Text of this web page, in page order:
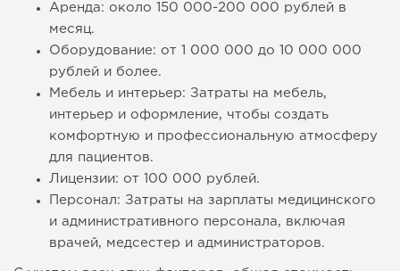
Аренда: около 150 000-200 000 рублей в
месяц.
Оборудование: от 1 000 000 до 10 000 000
рублей и более.
Мебель и интерьер: Затраты на мебель,
интерьер и оформление, чтобы создать
комфортную и профессиональную атмосферу
для пациентов.
Лицензии: от 100 000 рублей.
Персонал: Затраты на зарплаты медицинского
и административного персонала, включая
врачей, медсестер и администраторов.